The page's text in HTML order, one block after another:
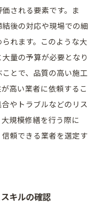
される要素です。ま
後の対応や現場での細
れます。このような大
量の予算が必要となり
とで、品質の高い施工
高い業者に依頼するこ
やトラブルなどのリス
規模修繕を行う際に
頼できる業者を選定す
キルの確認